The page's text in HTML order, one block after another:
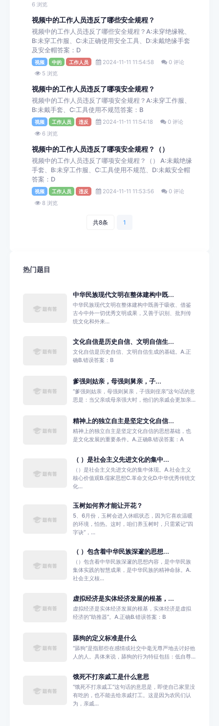
6 浏览
视频中的工作人员违反了哪些安全规程？
视频中的工作人员违反了哪些安全规程？A:未穿绝缘靴、
B:未穿工作服、C:未正确使用安全工具、D:未戴绝缘手套
及安全帽答案：D
视频 中的 工作人员 2024-11-11 11:54:58
0 评论
5 浏览
视频中的工作人员违反了哪项安全规程？
视频中的工作人员违反了哪项安全规程？A:未穿工作服、
B:未戴手套、C:工具使用不规范答案：B
视频 工作人员 违反 2024-11-11 11:54:18
0 评论
6 浏览
视频中的工作人员违反了哪项安全规程？（）
视频中的工作人员违反了哪项安全规程？（） A:未戴绝缘
手套、B:未穿工作服、C:工具使用不规范、D:未戴安全帽
答案：D
视频 工作人员 违反 2024-11-11 11:53:56
0 评论
8 浏览
共8条 1
热门题目
中华民族现代文明在整体建构中既...
中华民族现代文明在整体建构中既善于吸收、借鉴
古今中外一切优秀文明成果，又善于识别、批判传
统文化和外来...
文化自信是历史自信、文明自信生...
文化自信是历史自信、文明自信生成的基础。A.正
确B.错误答案：B
爹强则姑亲，‌母强则舅亲，‌子...
‌“‌爹强则姑亲，‌母强则舅亲，‌子强则侄亲”这句话的意
思是：当父亲或母亲强大时，他们的亲戚会更加亲...
精神上的独立自主是坚定文化自信...
精神上的独立自主是坚定文化自信的思想基础，也
是文化发展的重要条件。A.正确B.错误答案：A
（ ）是社会主义先进文化的集中...
（）是社会主义先进文化的集中体现。A.社会主义
核心价值观B.儒家思想C.革命文化D.中华优秀传统文
化...
玉树如何养才能让开花？
5、6月份，玉树会进入休眠状态，因为它喜欢温暖
的环境，怕热。这时，咱们养玉树时，只需紧记“四
字诀”，...
（ ）包含着中华民族深邃的思想...
（）包含着中华民族深邃的思想内容，是中华民族
集体实践的智慧成果，是中华民族的精神命脉。A.
社会主义核...
虚拟经济是实体经济发展的根基，...
虚拟经济是实体经济发展的根基，实体经济是虚拟
经济的“助推器”。A.正确B.错误答案：B
舔狗的定义标准是什么
‌“舔狗”是指那些在感情或社交中毫无尊严地去讨好他
人的人。‌具体来说，舔狗的行为特征包括：‌‌低自尊...
饿死不打亲戚工是什么意思
“饿死不打亲戚工”这句话的意思是，即使自己家里没
有吃的，也不能去给亲戚打工。这是因为农民们认
为，亲戚...